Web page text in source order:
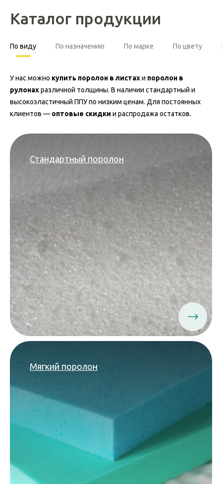
Каталог продукции
По виду По назначению По марке По цвету
У нас можно купить поролон в листахи поролон в
рулонахразличной толщины. В наличии стандартный и
высокоэластичный ППУ по низким ценам. Для постоянных
клиентов — оптовые скидки и распродажа остатков.
Стандартный поролон
Мягкий поролон